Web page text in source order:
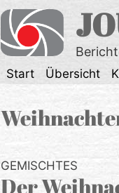
Start Übersicht
GEMISCHTES
Der